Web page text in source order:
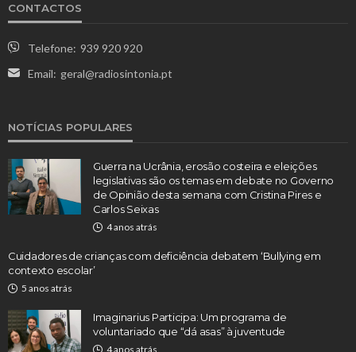
CONTACTOS
Telefone: 939 920 920
Email: geral@radiosintonia.pt
NOTÍCIAS POPULARES
Guerra na Ucrânia, erosão costeira e eleições
legislativas são os temas em debate no Governo
de Opinião desta semana com Cristina Pires e
Carlos Seixas
4 anos atrás
Cuidadores de crianças com deficiência debatem ‘Bullying em
contexto escolar’
5 anos atrás
Imaginarius Participa: Um programa de
voluntariado que “dá asas” à juventude
4 anos atrás